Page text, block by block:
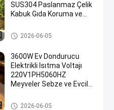
SUS304 Paslanmaz Çelik
Kabuk Gıda Koruma ve
Ev Dondurarak Kurutucu
2026-06-05
3600W Ev Dondurucu
Elektrikli Isıtma Voltajı
220V1PH5060HZ
Meyveler Sebze ve Evcil
Dondurma Kurutma
Ev Dondurarak Kurutucu
2026-06-05